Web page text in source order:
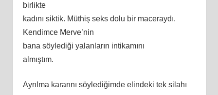
birlikte
kadını siktik. Müthiş seks dolu bir maceraydı.
Kendimce Merve’nin
bana söylediği yalanların intikamını
almıştım.
Ayrılma kararını söylediğimde elindeki tek silahı